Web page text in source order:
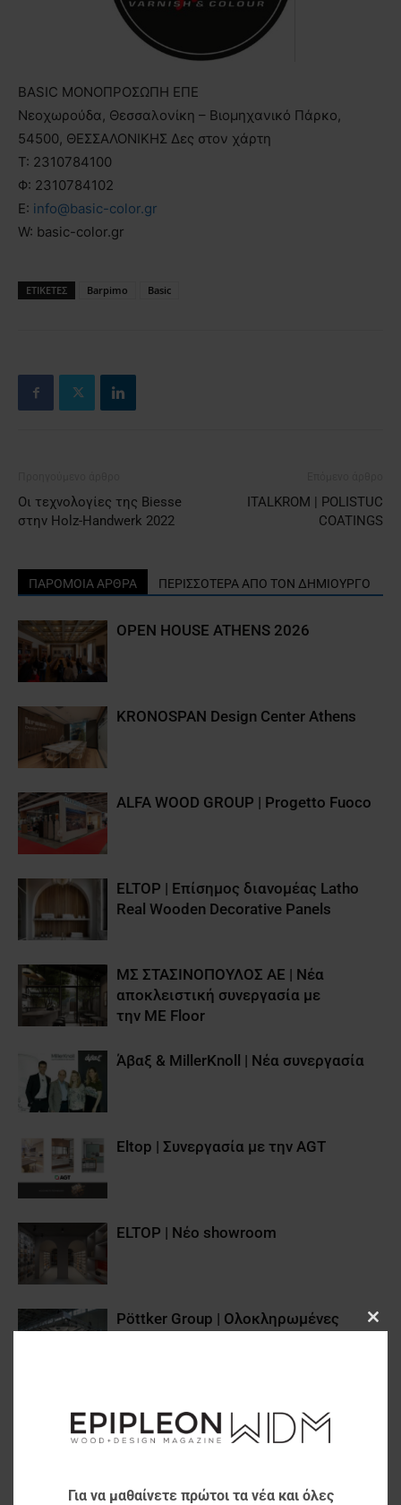
BASIC ΜΟΝΟΠΡΟΣΩΠΗ ΕΠΕ
Νεοχωρούδα, Θεσσαλονίκη – Βιομηχανικό Πάρκο,
54500, ΘΕΣΣΑΛΟΝΙΚΗΣ Δες στον χάρτη
T: 2310784100
Φ: 2310784102
Ε: info@basic-color.gr
W: basic-color.gr
ΕΤΙΚΕΤΕΣ Barpimo Basic
Οι τεχνολογίες της Biesse
στην Holz-Handwerk 2022
ITALKROM | POLISTUC
COATINGS
ΠΑΡΟΜΟΙΑ ΑΡΘΡΑ ΠΕΡΙΣΣΟΤΕΡΑ ΑΠΟ ΤΟΝ ΔΗΜΙΟΥΡΓΟ
OPEN HOUSE ATHENS 2026
KRONOSPAN Design Center Athens
ALFA WOOD GROUP | Progetto Fuoco
ELTOP | Επίσημος διανομέας Latho
Real Wooden Decorative Panels
ΜΣ ΣΤΑΣΙΝΟΠΟΥΛΟΣ ΑΕ | Νέα
αποκλειστική συνεργασία με
την ME Floor
Άβαξ & MillerKnoll | Νέα συνεργασία
Eltop | Συνεργασία με την AGT
ELTOP | Νέο showroom
Pöttker Group | Ολοκληρωμένες
τα ιδανικά ενός σύγχρονου
εργασιακού περιβάλλοντος
ISAC – CNC ROUTER
Για να μαθαίνετε πρώτοι τα νέα και όλες